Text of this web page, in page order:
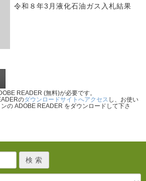
令和８年3月液化石油ガス入札結果
READER (無料)が必要です。
のダウンロードサイトへアクセス し、お使い
の ADOBE READER をダウンロードして下さ